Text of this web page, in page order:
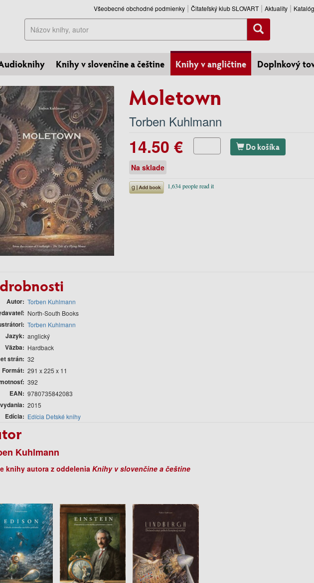
Všeobecné obchodné podmienky Čitateľský klub SLOVART Aktuality Katalóg
Hľadať
Knihy v slovenčine a češtine Knihy v angličtine Doplnkový
Moletown
Torben Kuhlmann
14.50 € Do košíka
Na sklade
Autor Torben Kuhlmann
North-South Books
Torben Kuhlmann
Jazyk anglický
Väzba Hardback
strán 32
Formát 291 x 225 x 11
392
EAN 9780735842083
2015
Edícia Edícia Detské knihy
Kuhlmann
knihy autora z oddelenia Knihy v slovenčine a češtine